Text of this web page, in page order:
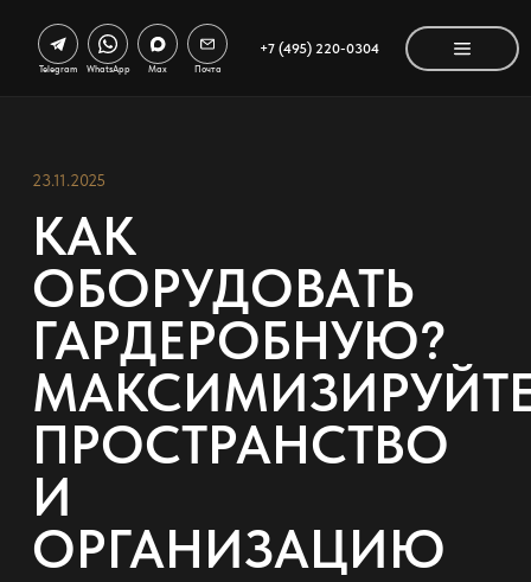
+7 (495) 220-0304
Telegram WhatsApp Max Почта
23.11.2025
КАК
ОБОРУДОВАТЬ
ГАРДЕРОБНУЮ?
ПРОСТРАНСТВО
И
ОРГАНИЗАЦИЮ